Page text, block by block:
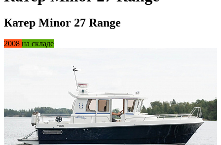
Катер Minor 27 Range
2008 на складе